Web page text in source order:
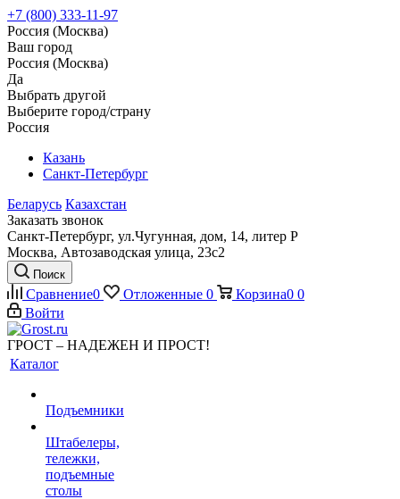
+7 (800) 333-11-97
Россия (Москва)
Ваш город
Россия (Москва)
Да
Выбрать другой
Выберите город/страну
Россия
Казань
Санкт-Петербург
Беларусь Казахстан
Заказать звонок
Санкт-Петербург, ул.Чугунная, дом, 14, литер Р
Москва, Автозаводская улица, 23с2
Поиск
Сравнение0 Отложенные 0 Корзина0 0
Войти
ГРОСТ – НАДЕЖЕН И ПРОСТ!
Каталог
Подъемники
Штабелеры,
тележки,
подъемные
столы